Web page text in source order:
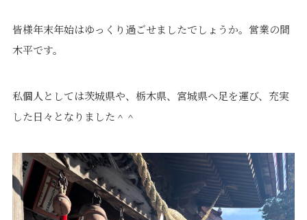
Concept
素材について
価格について
Product
商品ラインナップ
間取りプラン集
Topics About
皆様年末年始はゆっくり過ごせましたでしょうか。営業の間
木平です。
私個人としては茨城県や、栃木県、宮城県へ足を運び、充実
した日々となりました＾＾